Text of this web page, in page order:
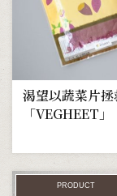
渴望以蔬菜片
「VEGHEET」
PRODUCT